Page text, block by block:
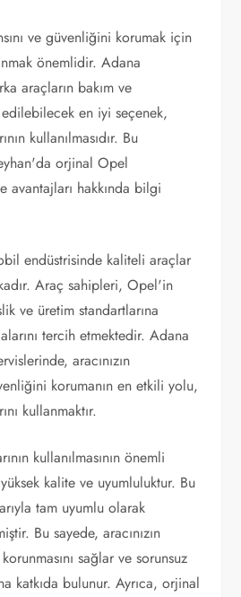
ve güvenliğini korumak için
önemlidir. Adana
araçların bakım ve
en iyi seçenek,
kullanılmasıdır. Bu
orjinal Opel
avantajları hakkında bilgi
endüstrisinde kaliteli araçlar
Araç sahipleri, Opel'in
ve üretim standartlarına
tercih etmektedir. Adana
aracınızın
korumanın en etkili yolu,
kullanmaktır.
kullanılmasının önemli
kalite ve uyumluluktur. Bu
tam uyumlu olarak
Bu sayede, aracınızın
sağlar ve sorunsuz
katkıda bulunur. Ayrıca, orjinal